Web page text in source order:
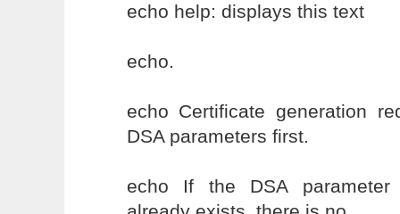
echo help: displays this text
echo.
echo Certificate generation
DSA parameters first.
echo If the DSA parameter